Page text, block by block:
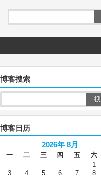
博客搜索
博客日历
2026年 8月
一 二 三 四 五 六
1
3
4 5 6 7 8